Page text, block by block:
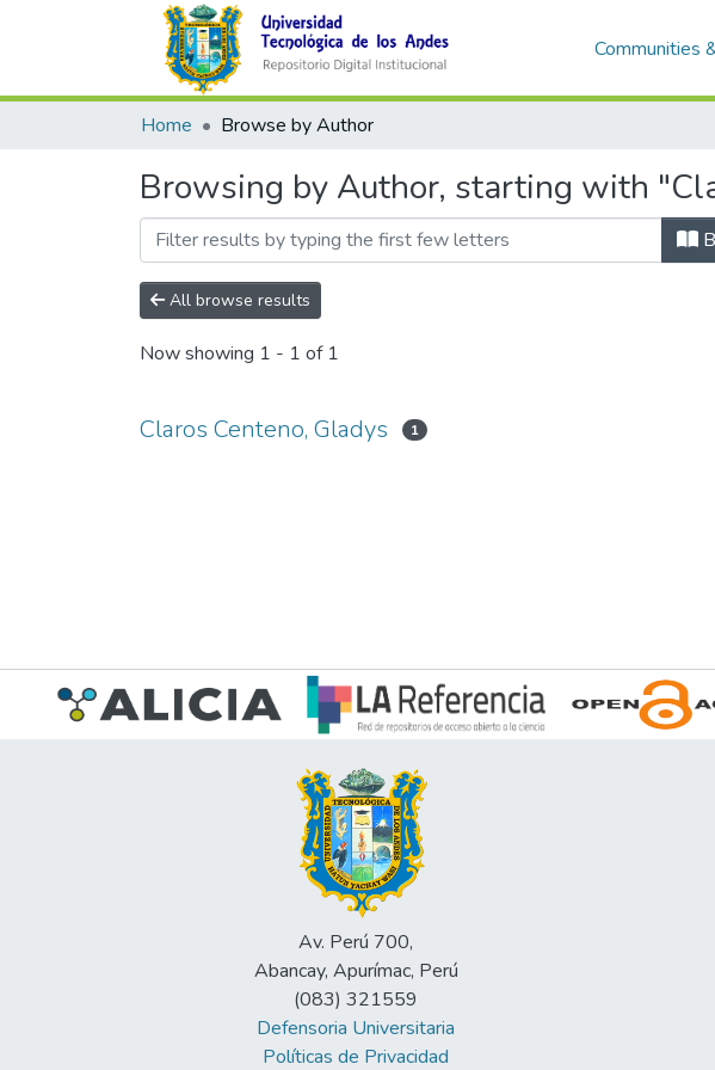
Communities
Home Browse by Author
Browsing by Author, starting with
All browse results
Now showing 1 - 1 of 1
Claros Centeno, Gladys 1
Av. Perú 700,
Abancay, Apurímac, Perú
(083) 321559
Defensoria Universitaria
Políticas de Privacidad